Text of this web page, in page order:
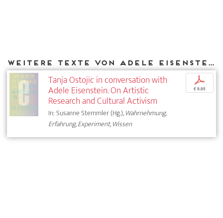
Weitere Texte von Adele Eisenstein bei DIAPHANES
Tanja Ostojic in conversation with
Adele Eisenstein. On Artistic
Research and Cultural Activism
In: Susanne Stemmler (Hg.),Wahrnehmung,
Erfahrung, Experiment, Wissen
p
€ 9,95